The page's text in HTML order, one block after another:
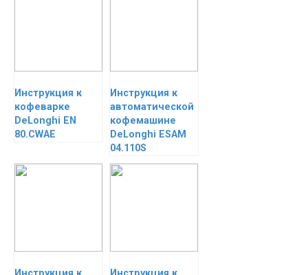
Инструкция к
кофеварке
DeLonghi EN
80.CWAE
Инструкция к
автоматической
кофемашине
DeLonghi ESAM
04.110S